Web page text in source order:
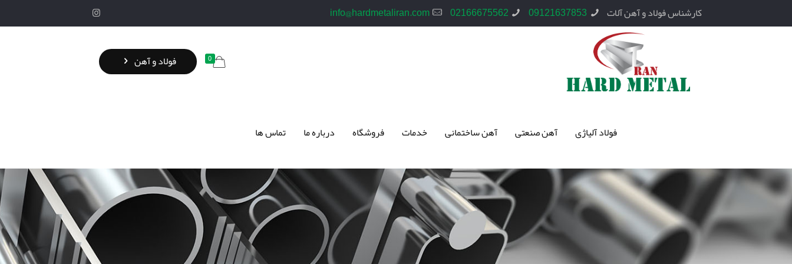
کارشناس فولاد و آهن آلات 09121637853
02166675562
info@hardmetaliran.com
فولاد آلیاژی آهن صنعتی آهن ساختمانی خدمات فروشگاه درباره ما تماس ها
0 فولاد و آهن